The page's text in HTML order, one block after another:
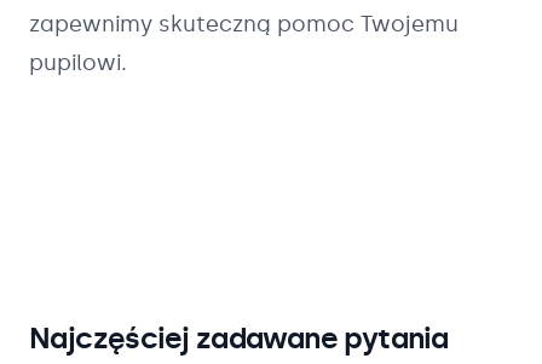
zapewnimy skuteczną pomoc Twojemu
pupilowi.
Najczęściej zadawane pytania